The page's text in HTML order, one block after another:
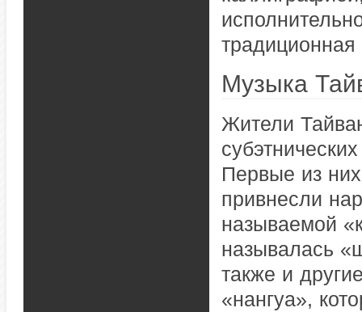
традиционная
Музыка
Жители
Первые из
привнесли
называемой
называлась
также и
«нангуа»,